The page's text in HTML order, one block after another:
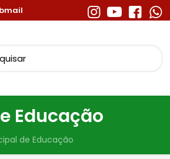
Educação
de Educação